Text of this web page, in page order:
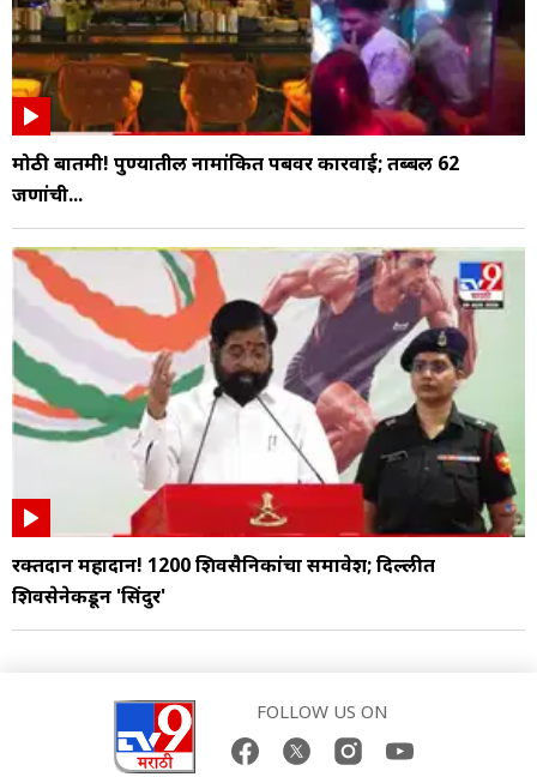
मोठी बातमी! पुण्यातील नामांकित पबवर कारवाई; तब्बल 62
जणांची...
रक्तदान महादान! 1200 शिवसैनिकांचा समावेश; दिल्लीत
शिवसेनेकडून 'सिंदुर'
FOLLOW US ON